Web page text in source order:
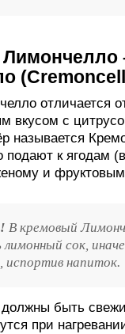
отличается
вкусом с
называется
подают к ягодам
и
В кремовый
лимонный сок, иначе
испортив напиток.
быть
при